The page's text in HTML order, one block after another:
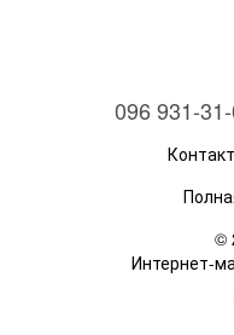
096 931-
©
Интернет-